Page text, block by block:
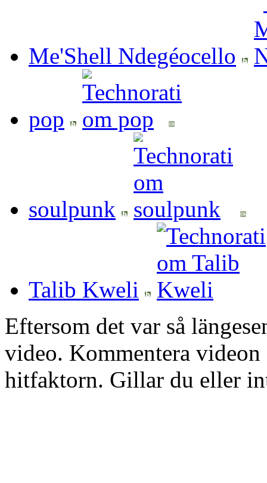
Me'Shell Ndegéocello
pop
soulpunk
Talib Kweli
Eftersom det var så
video. Kommentera
hitfaktorn. Gillar du eller